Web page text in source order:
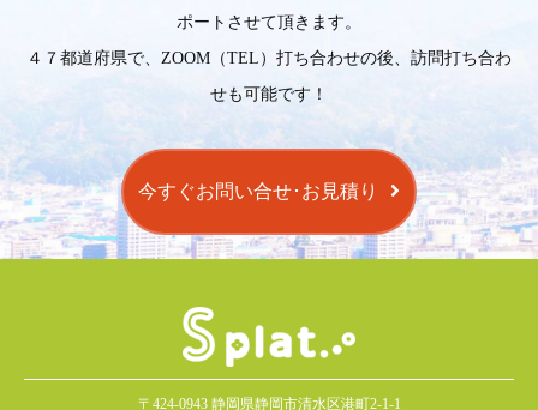
ポートさせて頂きます。
４７都道府県で、ZOOM（TEL）打ち合わせの後、訪問打ち合わ
せも可能です！
今すぐお問い合せ･お見積り
〒424-0943 静岡県静岡市清水区港町2-1-1